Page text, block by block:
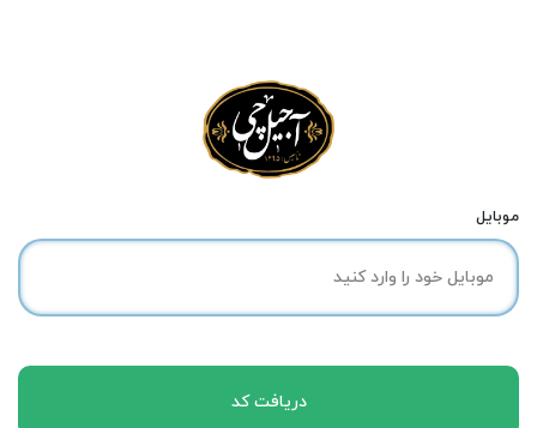
موبایل
دریافت کد